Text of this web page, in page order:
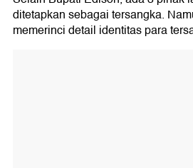
ditetapkan sebagai tersangka.
memerinci detail identitas para